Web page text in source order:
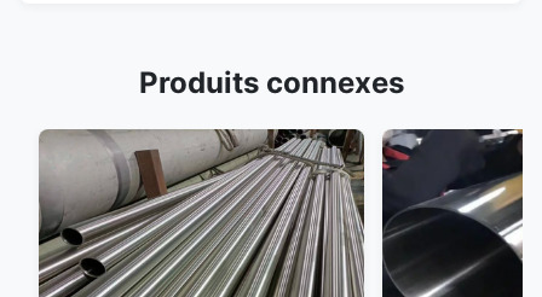
Produits connexes